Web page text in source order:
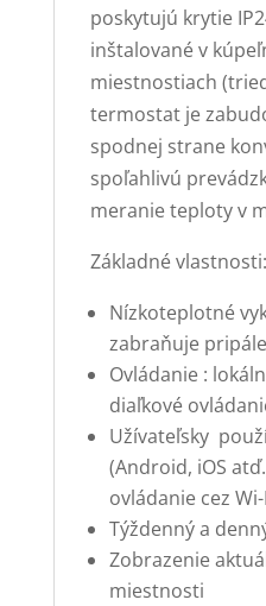
poskytujú krytie
inštalované v
miestnostiach
termostat je
spodnej strane
spoľahlivú
meranie teploty v
Základné vlastnosti:
Nízkoteplotné
zabraňuje
Ovládanie :
diaľkové
Užívateľsky
(Android, iOS
ovládanie cez Wi-
Týždenný a
Zobrazenie
miestnosti